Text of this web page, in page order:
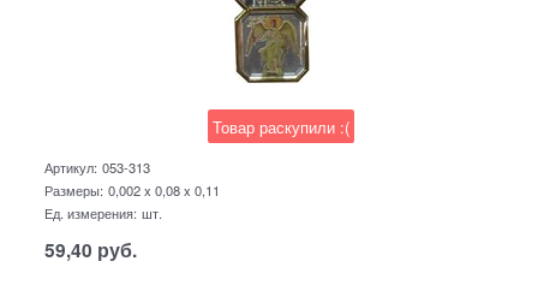
Товар раскупили :(
Артикул: 053-313
Размеры: 0,002 x 0,08 x 0,11
Ед. измерения: шт.
59,40 руб.